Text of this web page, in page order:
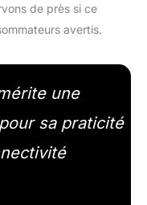
de près si ce
avertis.
une
sa praticité